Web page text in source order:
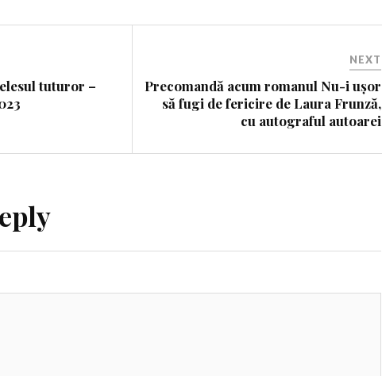
tuturor –
NEXT
Precomandă acum romanul Nu-i ușor
să fugi de fericire de Laura Frunză,
cu autograful autoarei